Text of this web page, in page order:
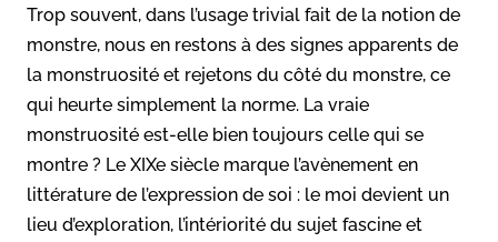
Trop souvent, dans l’usage trivial fait de la notion de
monstre, nous en restons à des signes apparents de
la monstruosité et rejetons du côté du monstre, ce
qui heurte simplement la norme. La vraie
monstruosité est-elle bien toujours celle qui se
montre ? Le XIXe siècle marque l’avènement en
littérature de l’expression de soi : le moi devient un
lieu d’exploration, l’intériorité du sujet fascine et